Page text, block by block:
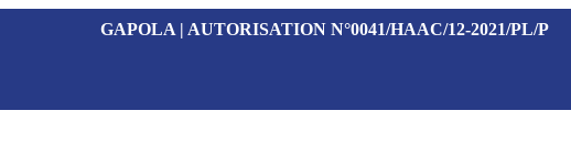
GAPOLA | AUTORISATION N°0041/HAAC/12-2021/PL/P